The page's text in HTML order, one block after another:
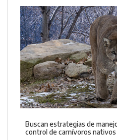
Buscan estrategias de
control de carnívoros